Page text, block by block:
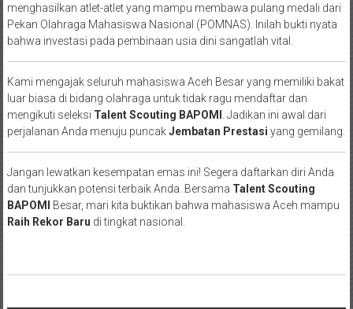
menghasilkan atlet-atlet yang mampu membawa pulang medali dari
Pekan Olahraga Mahasiswa Nasional (POMNAS). Inilah bukti nyata
bahwa investasi pada pembinaan usia dini sangatlah vital.
Kami mengajak seluruh mahasiswa Aceh Besar yang memiliki bakat
luar biasa di bidang olahraga untuk tidak ragu mendaftar dan
mengikuti seleksi Talent Scouting BAPOMI
. Jadikan ini awal dari
perjalanan Anda menuju puncakJembatan Prestasi yang gemilang.
Jangan lewatkan kesempatan emas ini! Segera daftarkan diri Anda
dan tunjukkan potensi terbaik Anda. Bersama Talent Scouting
BAPOMI Besar, mari kita buktikan bahwa mahasiswa Aceh mampu
Raih Rekor Baru di tingkat nasional.